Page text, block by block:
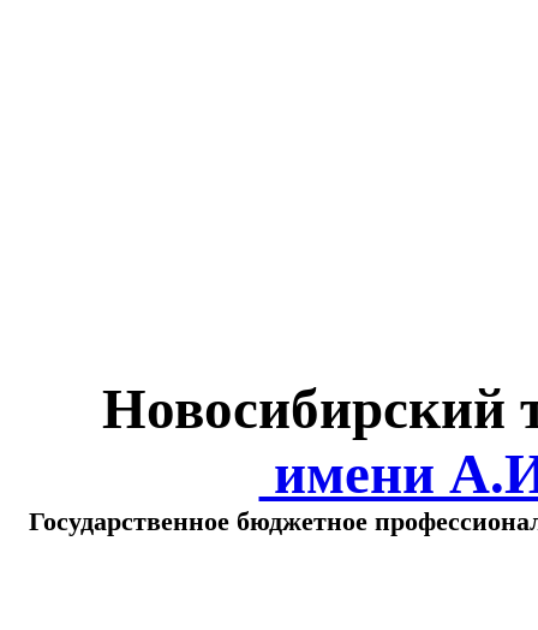
Новосибирский
имени
Государственное бюджетное